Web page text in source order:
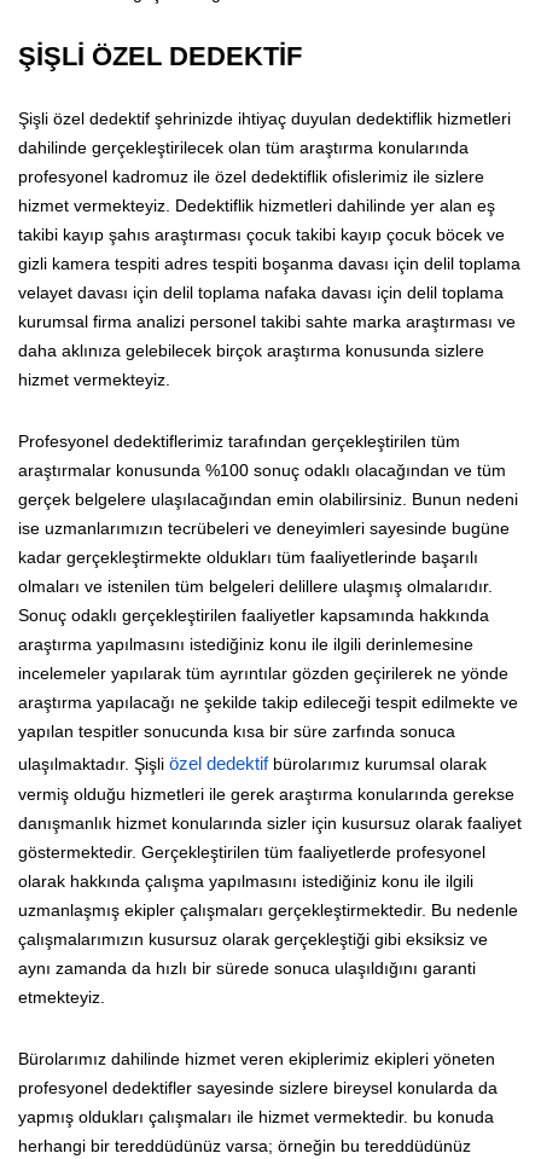
ŞİŞLİ ÖZEL DEDEKTİF
Şişli özel dedektif şehrinizde ihtiyaç duyulan dedektiflik hizmetleri
dahilinde gerçekleştirilecek olan tüm araştırma konularında
profesyonel kadromuz ile özel dedektiflik ofislerimiz ile sizlere
hizmet vermekteyiz. Dedektiflik hizmetleri dahilinde yer alan eş
takibi kayıp şahıs araştırması çocuk takibi kayıp çocuk böcek ve
gizli kamera tespiti adres tespiti boşanma davası için delil toplama
velayet davası için delil toplama nafaka davası için delil toplama
kurumsal firma analizi personel takibi sahte marka araştırması ve
daha aklınıza gelebilecek birçok araştırma konusunda sizlere
hizmet vermekteyiz.
Profesyonel dedektiflerimiz tarafından gerçekleştirilen tüm
araştırmalar konusunda %100 sonuç odaklı olacağından ve tüm
gerçek belgelere ulaşılacağından emin olabilirsiniz. Bunun nedeni
ise uzmanlarımızın tecrübeleri ve deneyimleri sayesinde bugüne
kadar gerçekleştirmekte oldukları tüm faaliyetlerinde başarılı
olmaları ve istenilen tüm belgeleri delillere ulaşmış olmalarıdır.
Sonuç odaklı gerçekleştirilen faaliyetler kapsamında hakkında
araştırma yapılmasını istediğiniz konu ile ilgili derinlemesine
incelemeler yapılarak tüm ayrıntılar gözden geçirilerek ne yönde
araştırma yapılacağı ne şekilde takip edileceği tespit edilmekte ve
yapılan tespitler sonucunda kısa bir süre zarfında sonuca
ulaşılmaktadır. Şişli özel dedektifbürolarımız kurumsal olarak
vermiş olduğu hizmetleri ile gerek araştırma konularında gerekse
danışmanlık hizmet konularında sizler için kusursuz olarak faaliyet
göstermektedir. Gerçekleştirilen tüm faaliyetlerde profesyonel
olarak hakkında çalışma yapılmasını istediğiniz konu ile ilgili
uzmanlaşmış ekipler çalışmaları gerçekleştirmektedir. Bu nedenle
çalışmalarımızın kusursuz olarak gerçekleştiği gibi eksiksiz ve
aynı zamanda da hızlı bir sürede sonuca ulaşıldığını garanti
etmekteyiz.
Bürolarımız dahilinde hizmet veren ekiplerimiz ekipleri yöneten
profesyonel dedektifler sayesinde sizlere bireysel konularda da
yapmış oldukları çalışmaları ile hizmet vermektedir. bu konuda
herhangi bir tereddüdünüz varsa; örneğin bu tereddüdünüz